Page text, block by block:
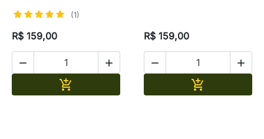
(1)
R$ 159,00
 

R$ 159,00
 
